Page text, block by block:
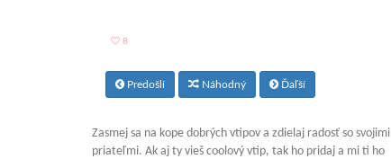
8
Predošlí Náhodný Ďaľší
Zasmej sa na kope dobrých vtipov a zdielaj radosť so svojimi
priateľmi. Ak aj ty vieš coolový vtip, tak ho pridaj a mi ti ho